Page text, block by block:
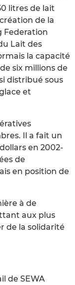
litres de lait
de la
Federation
Lait des
la capacité
six millions de
distribué sous
et
Il a fait un
en 2002-
de
en position de
à de
aux plus
de la solidarité
de SEWA